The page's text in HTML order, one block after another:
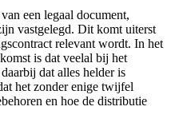
een legaal document,
vastgelegd. Dit komt uiterst
relevant wordt. In het
is dat veelal bij het
dat alles helder is
het zonder enige twijfel
en hoe de distributie